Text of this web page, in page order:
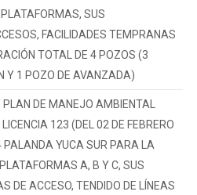
SUS
FACILIDADES TEMPRANAS
TOTAL DE 4 POZOS (3
Y 1 POZO DE AVANZADA)
DE MANEJO AMBIENTAL
123 (DEL 02 DE FEBRERO
PALANDA YUCA SUR PARA LA
A, B Y C, SUS
DE ACCESO, TENDIDO DE LÍNEAS